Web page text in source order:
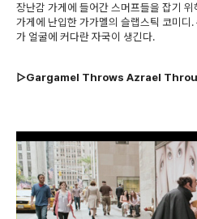
장난감 가게에 들어간 스머프들을 잡기
가게에 난입한 가가멜의 슬랩스틱 코미디
가 얼굴에 커다란 자국이 생긴다.
▷Gargamel Throws Azrael